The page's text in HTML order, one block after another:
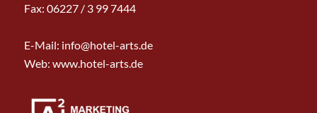
Fax: 06227 / 3 99 7444
E-Mail: info@hotel-arts.de
Web: www.hotel-arts.de